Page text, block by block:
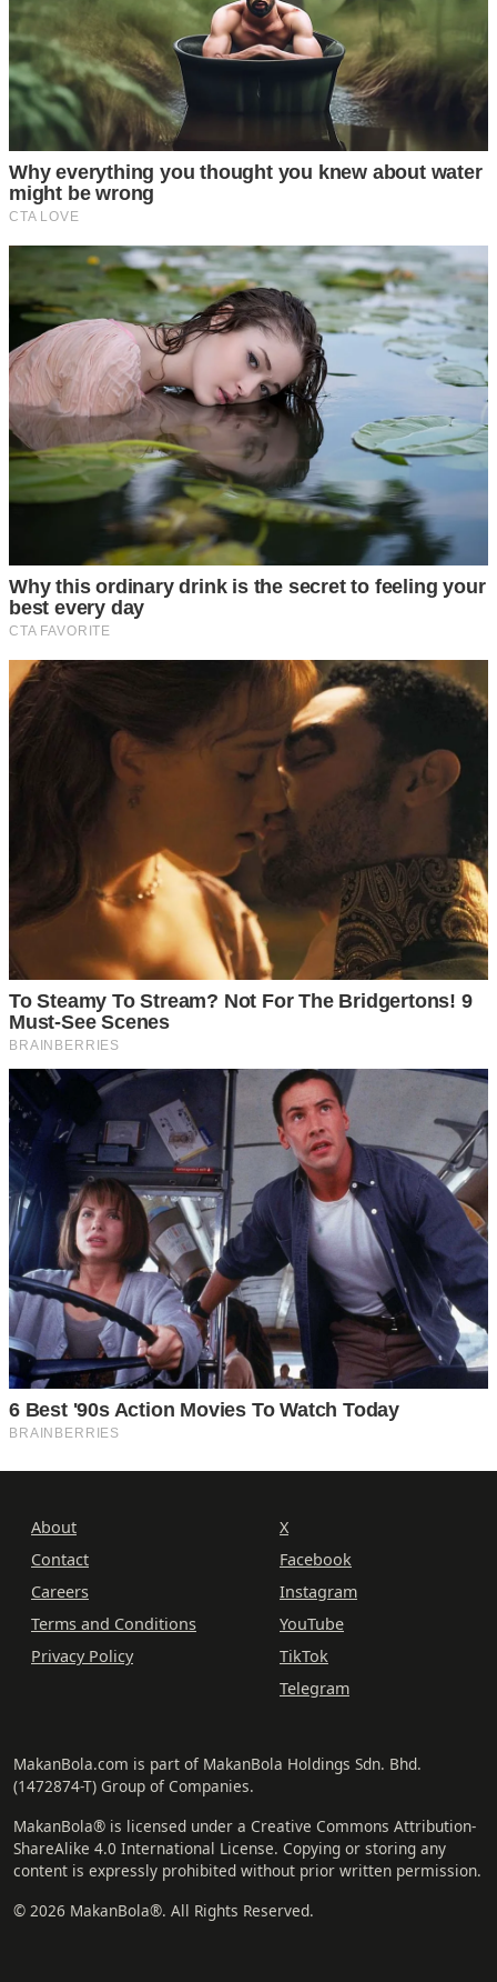
About
Contact
Careers
Terms and Conditions
Privacy Policy
X
Facebook
Instagram
YouTube
TikTok
Telegram
MakanBola.com is part of MakanBola Holdings Sdn. Bhd.
(1472874-T) Group of Companies.
MakanBola® is licensed under a Creative Commons Attribution-
ShareAlike 4.0 International License. Copying or storing any
content is expressly prohibited without prior written permission.
© 2026 MakanBola®. All Rights Reserved.